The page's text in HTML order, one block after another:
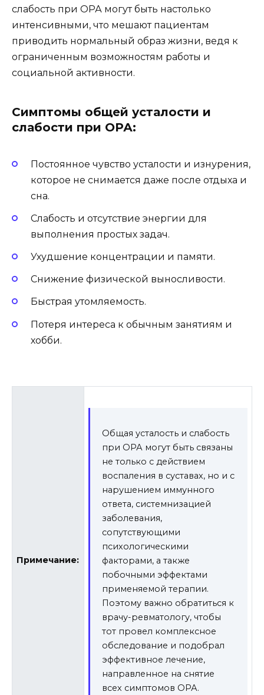
слабость при ОРА могут быть настолько
интенсивными, что мешают пациентам
приводить нормальный образ жизни, ведя к
ограниченным возможностям работы и
социальной активности.
Симптомы общей усталости и
слабости при ОРА:
Постоянное чувство усталости и изнурения,
которое не снимается даже после отдыха и
сна.
Слабость и отсутствие энергии для
выполнения простых задач.
Ухудшение концентрации и памяти.
Снижение физической выносливости.
Быстрая утомляемость.
Потеря интереса к обычным занятиям и
хобби.
Примечание:
Общая усталость и слабость
при ОРА могут быть связаны
не только с действием
воспаления в суставах, но и с
нарушением иммунного
ответа, системнизацией
заболевания,
сопутствующими
психологическими
факторами, а также
побочными эффектами
применяемой терапии.
Поэтому важно обратиться к
врачу-ревматологу, чтобы
тот провел комплексное
обследование и подобрал
эффективное лечение,
направленное на снятие
всех симптомов ОРА.